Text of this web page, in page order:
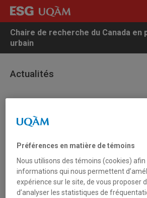
Chaire de recherche du Canada en
urbain
Actualités
La thématisation et la création
Thème de la séance : Les transformations
ethniques dans la ville canadienne : le cas
Congrès : XI Congreso Internacional de la
Préférences en matière de témoins
Nous utilisons des témoins (cookies)
informations qui nous permettent
expérience sur le site, de vous proposer
d’analyser les statistiques de